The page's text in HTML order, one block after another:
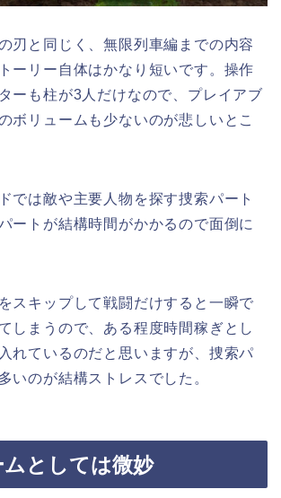
刃と同じく、無限列車編までの内容
ーリー自体はかなり短いです。操作
ーも柱が3人だけなので、プレイアブ
ボリュームも少ないのが悲しいとこ
では敵や主要人物を探す捜索パート
ートが結構時間がかかるので面倒に
スキップして戦闘だけすると一瞬で
しまうので、ある程度時間稼ぎとし
れているのだと思いますが、捜索パ
いのが結構ストレスでした。
としては微妙